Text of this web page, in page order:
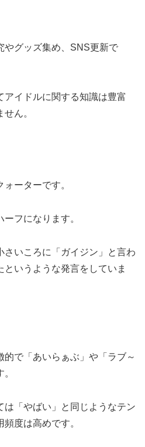
やグッズ集め、SNS更新で
アイドルに関する知識は豊富
ん。
ーターです。
フになります。
さいころに「ガイジン」と言わ
いうような発言をしていま
で「あいらぁぶ」や「ラブ～
は「やばい」と同じようなテン
度は高めです。